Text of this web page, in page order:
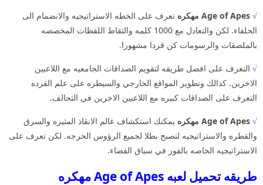
√ Age of Apes مهكره
تعرف على الخطه الاستراتيجيه والانضمام الى
الحلفاء. لكن والتعادل مع 1000 كلمه والتقاط اللقطات المخصصه
بالملصقات والرسومات كن قردا مشهورا.
√ التعرف على افضل طريقه لتقويم الصداقات الجامعيه مع اللاعبين
الاخرين. كذالك وتطوير المواقع الخارجي والسيطره على علم القرده
التعرف على الصداقات كبيره مع اللاعبين الاخرين في التحالف.
√ Age of Apes مهكره
يمكنك استكشاف عالم الانقاذ المثيره والسرق
والقطره والاستراتيجيه لتصبح بطلا لجميع الرؤوس الحرجه. لكن تعرف على
الاستراتيجيه الخاصه بالفوز في سباق الفضاء.
طريقه تحميل لعبه Age of Apes مهكره